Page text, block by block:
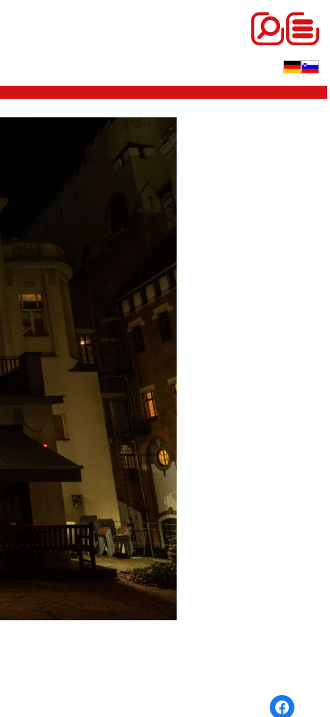
Share on